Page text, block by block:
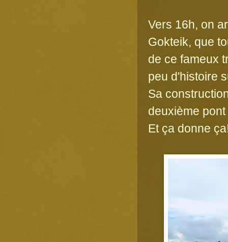
Vers 16h, on
Gokteik, que
de ce fameux
peu d'histoire
Sa
deuxième
Et ça donne